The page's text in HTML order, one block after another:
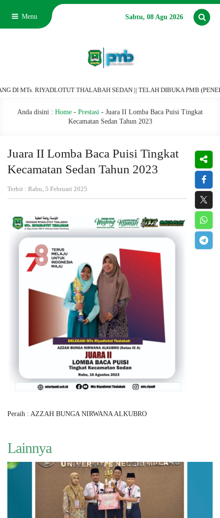
Menu Sabtu, 08 Agu 2026
RIYADLOTUT THALABAH SEDAN || TELAH DIBUKA PMB
Anda disini : Home - Prestasi - Juara II Lomba Baca Puisi Tingkat
Kecamatan Sedan Tahun 2023
Juara II Lomba Baca Puisi Tingkat
Kecamatan Sedan Tahun 2023
Terbit : Rabu, 5 Februari 2025
Peraih : AZZAH BUNGA NIRWANA ALKUBRO
Lainnya